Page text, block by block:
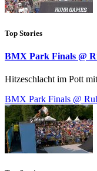
Top Stories
BMX Park Finals @
Hitzeschlacht im Pott
BMX Park Finals @